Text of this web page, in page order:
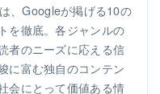
、Googleが掲げる10の
を徹底。各ジャンルの
者のニーズに応える信
に富む独自のコンテン
会にとって価値ある情